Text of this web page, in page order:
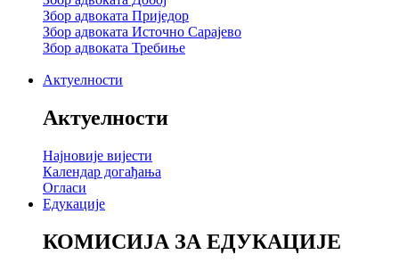
Збор адвоката Приједор
Збор адвоката Источно Сарајево
Збор адвоката Требиње
Актуелности
Актуелности
Најновије вијести
Календар догађања
Огласи
Едукације
КОМИСИЈА ЗА ЕДУКАЦИЈЕ